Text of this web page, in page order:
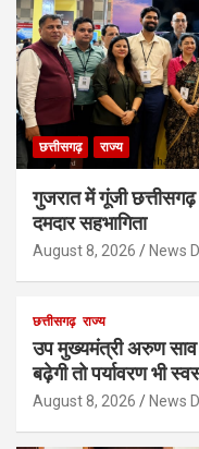
छत्तीसगढ़ राज्य
गुजरात में गूंजी
दमदार सहभागिता
August 8, 2026 News
छत्तीसगढ़ राज्य
उप मुख्यमंत्री अरुण साव
बढ़ेगी तो पर्यावरण भी
August 8, 2026 News